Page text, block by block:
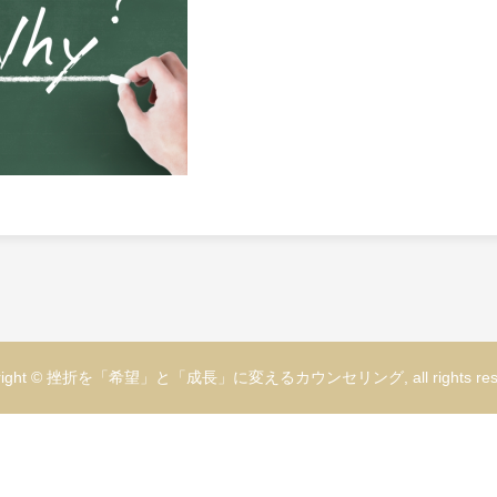
© 挫折を「希望」と「成長」に変えるカウンセリング, all rights